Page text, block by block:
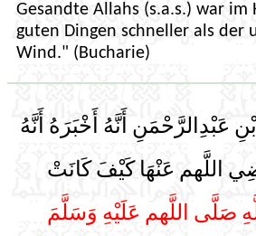
Gesandte Allahs (s.a.s.) war im
guten Dingen schneller als der
Wind." (Bucharie)
عَبْدِالرَّحْمَنِ أَنَّهُ أَخْبَرَهُ أَنَّهُ
اللَّهم عَنْهَا كَيْفَ كَانَتْ
صَلَّى اللَّهم عَلَيْهِ وَسَلَّمَ